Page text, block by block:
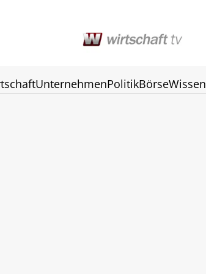
UnternehmenPolitikBörseWissen